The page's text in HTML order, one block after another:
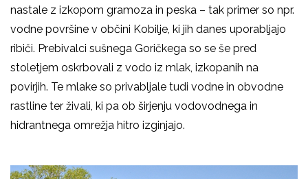
nastale z izkopom gramoza in peska – tak primer so npr.
vodne površine v občini Kobilje, ki jih danes uporabljajo
ribiči. Prebivalci sušnega Goričkega so se še pred
stoletjem oskrbovali z vodo iz mlak, izkopanih na
povirjih. Te mlake so privabljale tudi vodne in obvodne
rastline ter živali, ki pa ob širjenju vodovodnega in
hidrantnega omrežja hitro izginjajo.